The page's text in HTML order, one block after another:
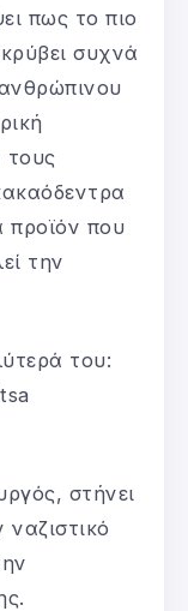
πως το πιο
συχνά
τους
προϊόν που
την
του:
στήνει